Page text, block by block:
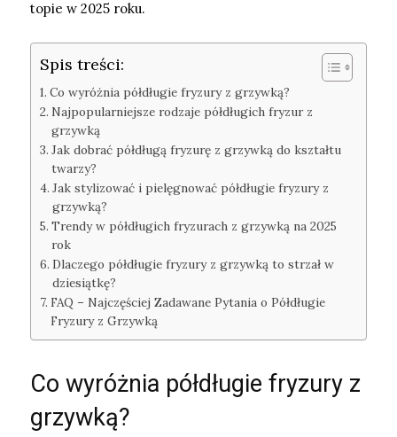
topie w 2025 roku.
Spis treści:
Co wyróżnia półdługie fryzury z grzywką?
Najpopularniejsze rodzaje półdługich fryzur z
grzywką
Jak dobrać półdługą fryzurę z grzywką do kształtu
twarzy?
Jak stylizować i pielęgnować półdługie fryzury z
grzywką?
Trendy w półdługich fryzurach z grzywką na 2025
rok
Dlaczego półdługie fryzury z grzywką to strzał w
dziesiątkę?
FAQ – Najczęściej Zadawane Pytania o Półdługie
Fryzury z Grzywką
Co wyróżnia półdługie fryzury z
grzywką?